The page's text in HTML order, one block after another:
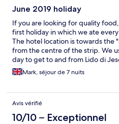
June 2019 holiday
If you are looking for quality
first holiday in which we ate
The hotel location is towards the
from the centre of the strip. We
day to get to and from Lido di
the bus (No 2 ) in, and used a taxi
The pool and beach area are
exceptionally friendly and
of issues, ( drain smell from
and the TV only has one English
Mark, séjour de 7 nuits
Avis vérifié
10/10 – Exceptionnel